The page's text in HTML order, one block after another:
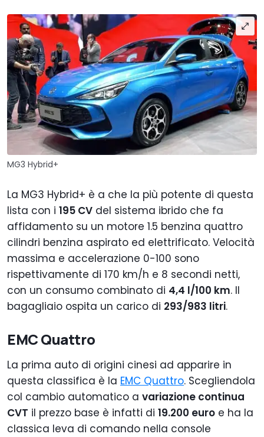
MG3 Hybrid+
La MG3 Hybrid+ è a che la più potente di questa
lista con i 195 CV del sistema ibrido che fa
affidamento su un motore 1.5 benzina quattro
cilindri benzina aspirato ed elettrificato. Velocità
massima e accelerazione 0-100 sono
rispettivamente di 170 km/h e 8 secondi netti,
con un consumo combinato di 4,4 l/100 km. Il
bagagliaio ospita un carico di 293/983 litri.
EMC Quattro
La prima auto di origini cinesi ad apparire in
questa classifica è la EMC Quattro. Scegliendola
col cambio automatico a variazione continua
CVT il prezzo base è infatti di 19.200 euro e ha la
classica leva di comando nella console